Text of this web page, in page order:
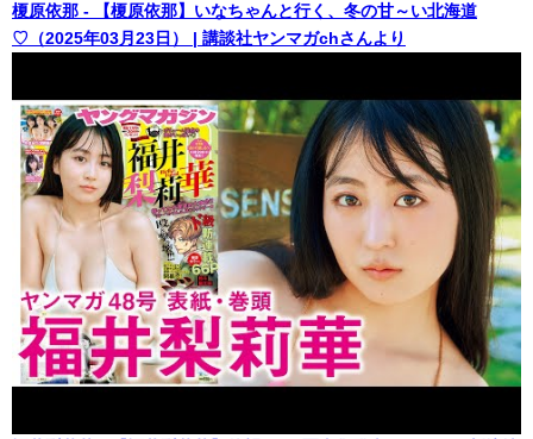
榎原依那 - 【榎原依那】いなちゃんと行く、冬の甘～い北海道
♡（2025年03月23日） | 講談社ヤンマガchさんより